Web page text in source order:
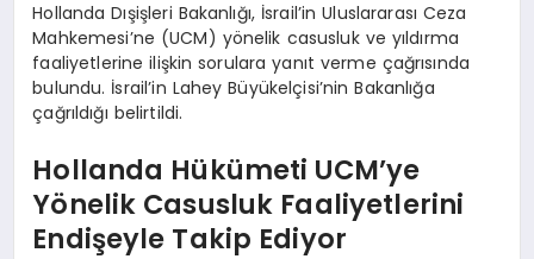
Hollanda Dışişleri Bakanlığı, İsrail’in Uluslararası Ceza
Mahkemesi’ne (UCM) yönelik casusluk ve yıldırma
faaliyetlerine ilişkin sorulara yanıt verme çağrısında
bulundu. İsrail’in Lahey Büyükelçisi’nin Bakanlığa
çağrıldığı belirtildi.
Hollanda Hükümeti UCM’ye
Yönelik Casusluk Faaliyetlerini
Endişeyle Takip Ediyor